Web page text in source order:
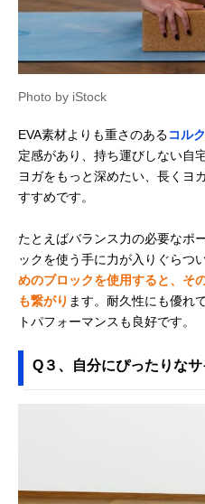
Photo by iStock
EVA素材よりも重さのあるコル
定感があり、持ち運びしない自
ヨガをもっと深めたい、長くヨ
すすめです。
たとえばバランス力の必要なポ
ックを使う手に力が入りぐらつ
めのブロックを使用すると、そ
も繋がり ます。耐久性にも優れ
トパフォーマンスも良好です。
Q３、自分にぴったりな